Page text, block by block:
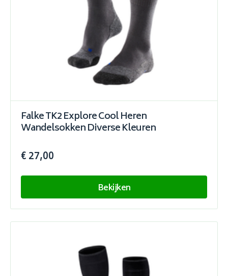
Falke TK2 Explore Cool Heren
Wandelsokken Diverse Kleuren
€ 27,00
Bekijken